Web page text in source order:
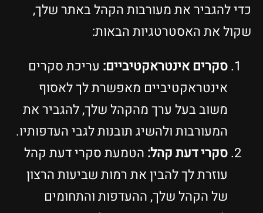
כדי להגביר את מעורבות הקהל באתר שלך,
שקול את האסטרטגיות הבאות:
סקרים אינטראקטיביים: עריכת סקרים
אינטראקטיביים מאפשרת לך לאסוף
משוב בעל ערך מהקהל שלך, להגביר את
המעורבות ולהשיג תובנות לגבי העדפותיו.
סקרי דעת קהל: הטמעת סקרי דעת קהל
עוזרת לך להבין את רמות שביעות הרצון
של הקהל שלך, ההעדפות והתחומים